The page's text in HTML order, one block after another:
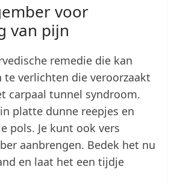
voor
van pijn
remedie die kan
te verlichten die veroorzaakt
carpaal tunnel syndroom.
platte dunne reepjes en
pols. Je kunt ook vers
aanbrengen. Bedek het nu
en laat het een tijdje